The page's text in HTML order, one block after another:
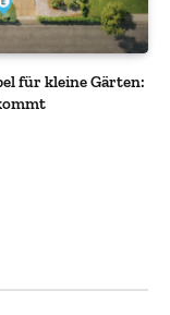
für kleine Gärten: